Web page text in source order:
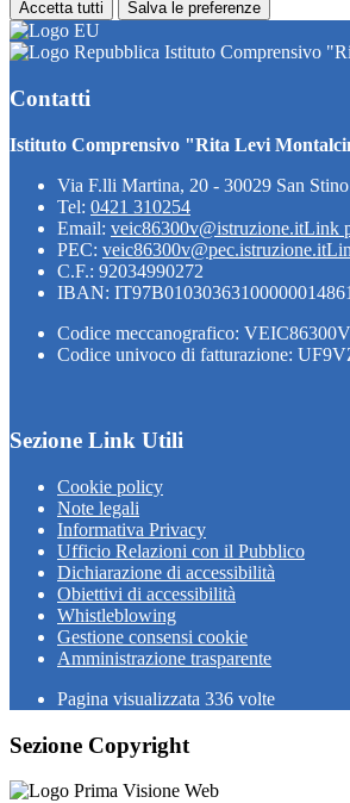
Accetta tutti Salva le preferenze
Istituto Comprensivo
Contatti
Istituto Comprensivo "Rita Levi
Via F.lli Martina, 20 - 30029 San
Tel: 0421 310254
Email: veic86300v@istruzione.itLink
PEC: veic86300v@pec.istruzione.it
C.F.: 92034990272
IBAN:
Codice meccanografico: VEIC86300V
Codice univoco di fatturazione:
Sezione Link Utili
Cookie policy
Note legali
Informativa Privacy
Ufficio Relazioni con il Pubblico
Dichiarazione di accessibilità
Obiettivi di accessibilità
Whistleblowing
Gestione consensi cookie
Amministrazione trasparente
Pagina visualizzata 336 volte
Sezione Copyright